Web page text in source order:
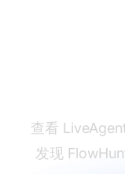
查看
发现